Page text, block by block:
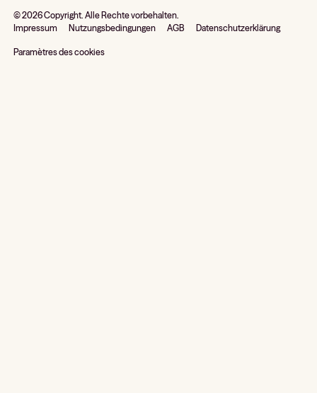
©2026Copyright. Alle Rechte vorbehalten.
Impressum
Nutzungsbedingungen AGB Datenschutzerklärung
Paramètres des cookies